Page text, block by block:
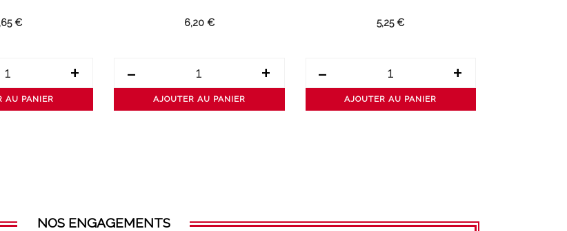
€
+
AU PANIER
6,20 €
- +
AJOUTER AU PANIER
5,25 €
- +
AJOUTER AU PANIER
NOS ENGAGEMENTS